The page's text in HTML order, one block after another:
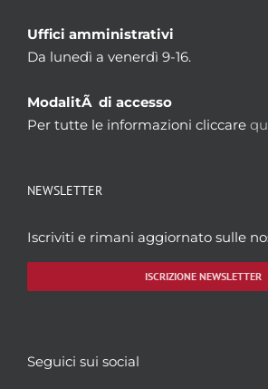
Uffici amministrativi
Da lunedì a venerdì 9-16.
ModalitÃ di accesso
Per tutte le informazioni cliccare
NEWSLETTER
Iscriviti e rimani aggiornato sulle
ISCRIZIONE NEWSLETTER
Seguici sui social